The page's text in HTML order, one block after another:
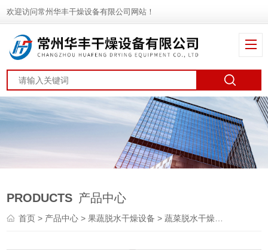
欢迎访问常州华丰干燥设备有限公司网站！
PRODUCTS 产品中心
首页> 产品中心 >果蔬脱水干燥设备 >蔬菜脱水干燥机